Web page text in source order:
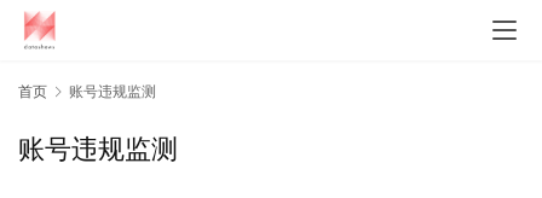
首页 账号违规监测
账号违规监测